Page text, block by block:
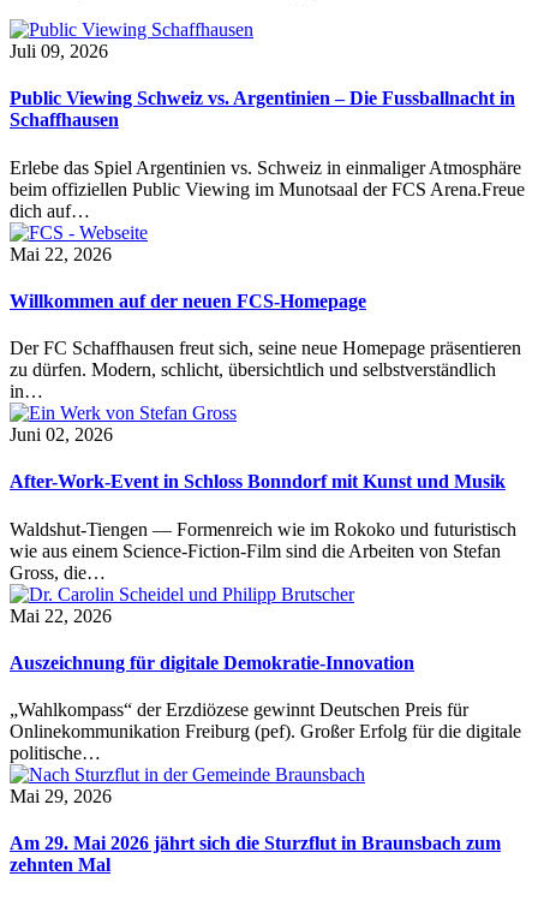
Juli 09, 2026
Public Viewing Schweiz vs. Argentinien – Die Fussballnacht in
Schaffhausen
Erlebe das Spiel Argentinien vs. Schweiz in einmaliger Atmosphäre
beim offiziellen Public Viewing im Munotsaal der FCS Arena.Freue
dich auf…
Mai 22, 2026
Willkommen auf der neuen FCS-Homepage
Der FC Schaffhausen freut sich, seine neue Homepage präsentieren
zu dürfen. Modern, schlicht, übersichtlich und selbstverständlich
in…
Juni 02, 2026
After-Work-Event in Schloss Bonndorf mit Kunst und Musik
Waldshut-Tiengen — Formenreich wie im Rokoko und futuristisch
wie aus einem Science-Fiction-Film sind die Arbeiten von Stefan
Gross, die…
Mai 22, 2026
Auszeichnung für digitale Demokratie-Innovation
„Wahlkompass“ der Erzdiözese gewinnt Deutschen Preis für
Onlinekommunikation Freiburg (pef). Großer Erfolg für die digitale
politische…
Mai 29, 2026
Am 29. Mai 2026 jährt sich die Sturzflut in Braunsbach zum
zehnten Mal